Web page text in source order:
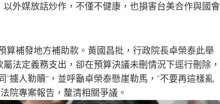
以外媒放話炒作，不僅不健康，也損害台美合作與國會
算補發地方補助款。黃國昌批，行政院長卓榮泰此舉
法定義務支出，卻在預算決議未刪情況下逕行刪除，
擄人勒贖”，並呼籲卓榮泰懸崖勒馬，“不要再這樣亂
院專案報告，釐清相關爭議。